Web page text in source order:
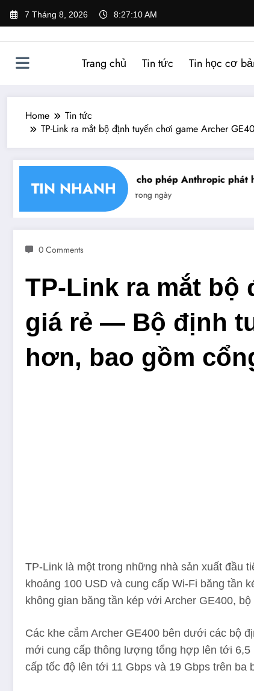
7 Tháng 8, 2026 8:27:11 AM
Trang chủ Tin tức Tin học cơ
Home
Tin tức
TP-Link ra mắt bộ định tuyến chơi game Archer
TIN NHANH
chéo chữ ký số Mỹ cho phép Anthropic phát
Tin trong ngày
0 Comments
TP-Link ra mắt bộ
giá rẻ — Bộ định
hơn, bao gồm
TP-Link là một trong những nhà sản xuất đầu
khoảng 100 USD và cung cấp Wi-Fi băng tần
không gian băng tần kép với Archer GE400,
Các khe cắm Archer GE400 bên dưới các bộ
mới cung cấp thông lượng tổng hợp lên tới 6,5
cấp tốc độ lên tới 11 Gbps và 19 Gbps trên ba